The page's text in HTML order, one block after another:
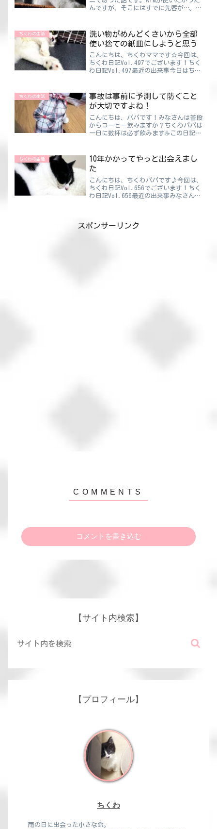
んですが、そこにはすでに先客が…。後
期戦を覚悟しました😅このおばあちゃ
んはけっこう高齢で、予想...
ちくわの生活
洗い物がめんどくさいから全部
使い捨ての紙皿にしようと思う
こんにちは、ちくわママです☆今回は、
ちくわ日記Vol.497でございます！ちく
わ日記Vol.497最近の出来事今日はちょ
す…。“食後の皿洗いで汚れが落ちな
い”これ絶対に...
ちくわの生活
事故は事前に予測して防ぐこと
が大切ですよね！
こんにちは、パパです！みなさんは普段
からコーヒー飲みますか？ちくわパパは
一日に数杯は必ず飲みます☕この日記を
お手軽派とありますが、パパは断然お手
軽派です。豆から挽くと酸...
ちくわの生活
10年かかってやっと出会えまし
た
こんにちは、ちくわパパです♪今回は、
ちくわ日記Vol.656でございます！ちく
わ日記Vol.656最近の出来事みなさん、
るかも…(〃...
スポンサーリンク
コメントを書き込む
【サイト内検索】
【プロフィール】
ちくわ
雨の日に出会った小さな命。